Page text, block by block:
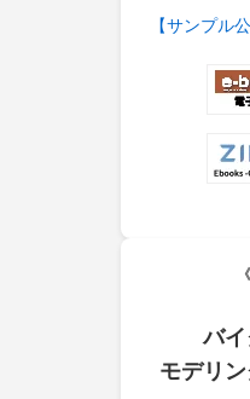
【サンプル
バ
モデリ